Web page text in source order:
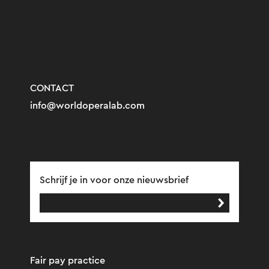
CONTACT
info@worldoperalab.com
Schrijf je in voor onze nieuwsbrief
Fair pay practice